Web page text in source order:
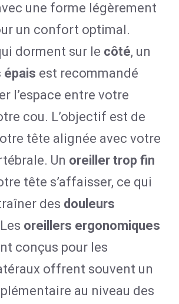
une forme légèrement
un confort optimal.
dorment sur le côté, un
épais est recommandé
l’espace entre votre
cou. L’objectif est de
tête alignée avec votre
Un oreiller trop fin
tête s’affaisser, ce qui
des douleurs
oreillers ergonomiques
conçus pour les
offrent souvent un
au niveau des